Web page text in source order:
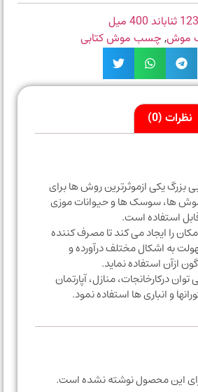
,چسب موش کتابی
(0)
ازموثرترین روش ها برای
سوسک ها و حیوانات موزی
است.
ایجاد می کند تا مصرف کننده
به اشکال مختلف درآورده و
استفاده نماید.
منازل، آپارتمان
انباری ها استفاده نمود.
محصول نوشته نشده است.